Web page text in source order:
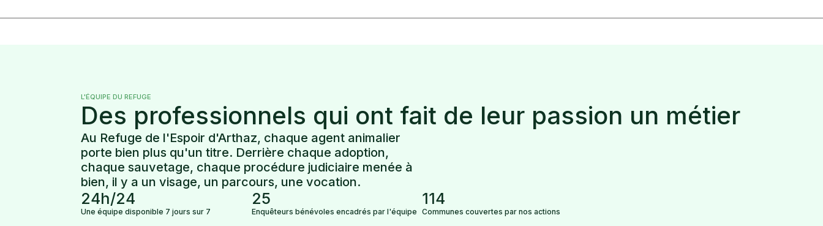
L'ÉQUIPE DU REFUGE
Des professionnels qui ont fait de leur passion un métier
Au Refuge de l'Espoir d'Arthaz, chaque agent animalier
porte bien plus qu'un titre. Derrière chaque adoption,
chaque sauvetage, chaque procédure judiciaire menée à
bien, il y a un visage, un parcours, une vocation.
24h/24
Une équipe disponible 7 jours sur 7
25
Enquêteurs bénévoles encadrés par l'équipe
114
Communes couvertes par nos actions